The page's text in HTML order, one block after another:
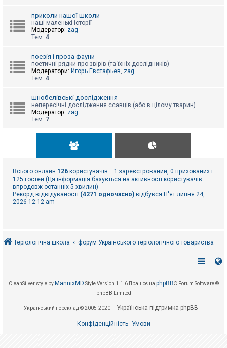
приколи нашої школи
наші маленькі історії
Модератор: zag
Тем: 4
поезія і проза фауни
поетичні рядки про звірів (та їхніх дослідників)
Модератори: Игорь Евстафьев, zag
Тем: 4
шнобелівські дослідження
непересічні дослідження ссавців (або в цілому тварин)
Модератор: zag
Тем: 7
Всього онлайн 126 користувачів :: 1 зареєстрований, 0 прихованих і
125 гостей (Ця інформація базується на активності користувачів
впродовж останніх 5 хвилин)
Рекорд відвідуваності (4271 одночасно) відбувся П'ят липня 24,
2026 12:12 am
Теріологічна школа форум Українського теріологічного товариства
CleanSilver style by MannixMD Style Version 1.1.6 Працює на phpBB® Forum Software ©
phpBB Limited
Український переклад © 2005-2020 Українська підтримка phpBB
Конфіденційність| Умови